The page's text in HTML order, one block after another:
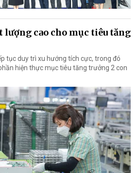
lượng cao cho mục tiêu tăng
tục duy trì xu hướng tích cực, trong đó
hiện thực mục tiêu tăng trưởng 2 con